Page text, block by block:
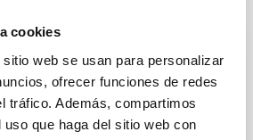
cookies
web se usan para personalizar
ofrecer funciones de redes
tráfico. Además, compartimos
que haga del sitio web con
17
SEP 26